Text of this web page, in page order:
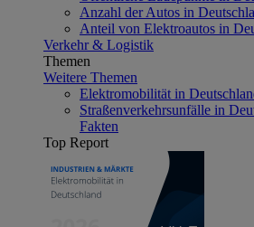
Anzahl der Autos in
Anteil von Elektroautos in
Verkehr & Logistik
Themen
Weitere Themen
Elektromobilität in
Straßenverkehrsunfälle in
Fakten
Top Report